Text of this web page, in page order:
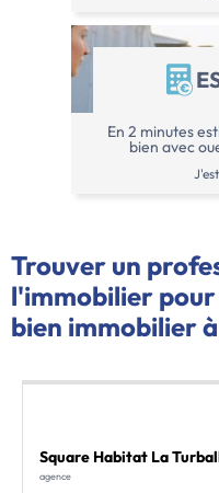
En 2 minutes
bien avec
Trouver un
l'immobilier
bien immobilier
Square Habitat La
agence